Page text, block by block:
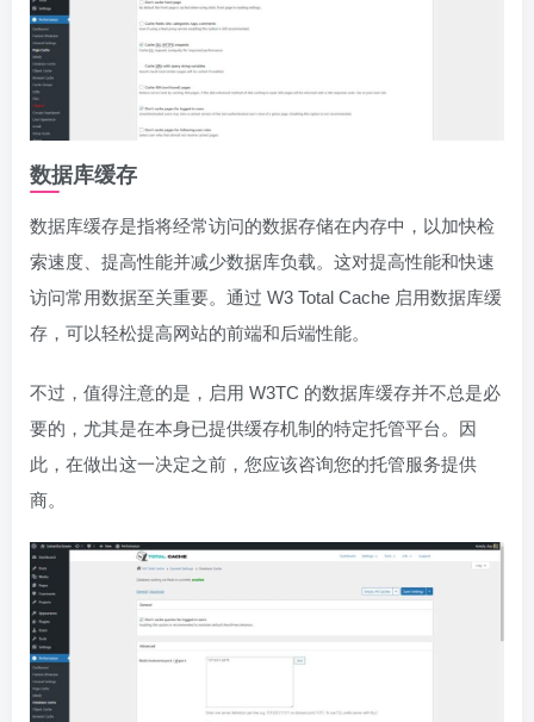
数据库缓存
数据库缓存是指将经常访问的数据存储在内存中，以加快检
索速度、提高性能并减少数据库负载。这对提高性能和快速
访问常用数据至关重要。通过 W3 Total Cache 启用数据库缓
存，可以轻松提高网站的前端和后端性能。
不过，值得注意的是，启用 W3TC 的数据库缓存并不总是必
要的，尤其是在本身已提供缓存机制的特定托管平台。因
此，在做出这一决定之前，您应该咨询您的托管服务提供
商。